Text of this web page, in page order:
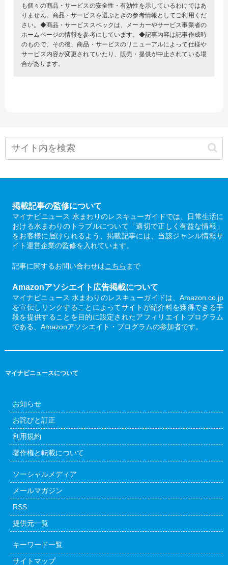
も個々の商品・サービスの安全性・有効性を示しているわけではあ
りません。商品・サービスを選ぶときの参考情報としてご利用くだ
さい。◆商品・サービススペックは、メーカーやサービス事業者の
ホームページの情報を参考にしています。◆記事内容は記事作成時
のもので、その後、商品・サービスのリニューアルによって仕様や
サービス内容が変更されていたり、販売・提供が中止されている場
合があります。
掲載記事の監修について
マイナビニュース 水まわりのレスキューガイドでは、日常生活に
おける水まわりのトラブルについて「適切で正しく有益な情報」
をお客様に届けられるよう、掲載記事には、当該ジャンル情報サ
イト運営企業の監修を入れています。
記事に関するお問い合わせはこちら まで
Amazonアソシエイト広告掲載について
マイナビニュース 水まわりのレスキューガイドは、Amazon.co.jp
を宣伝しリンクすることによってサイトが紹介料を獲得できる手
段を提供することを目的に設定されたアフィリエイトプログラム
である、Amazonアソシエイト・プログラムの参加者です。
マイナビニュースについて
お知らせ
お詫びと訂正
利用規約
著作権と転載について
ソーシャルメディア
メールマガジン
RSS
提供元一覧
キーワード一覧
サイトマップ